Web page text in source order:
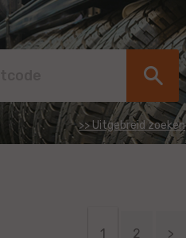
>> Uitgebreid zoeken
1 2 >